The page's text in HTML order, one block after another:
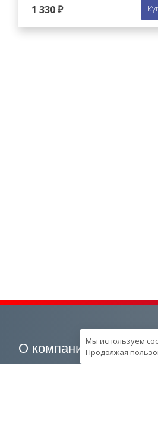
1 330 ₽
О компанииМы используем
Продолжая